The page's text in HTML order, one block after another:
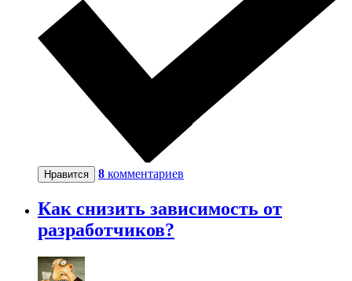
Нравится 8 комментариев
Как снизить зависимость от
разработчиков?